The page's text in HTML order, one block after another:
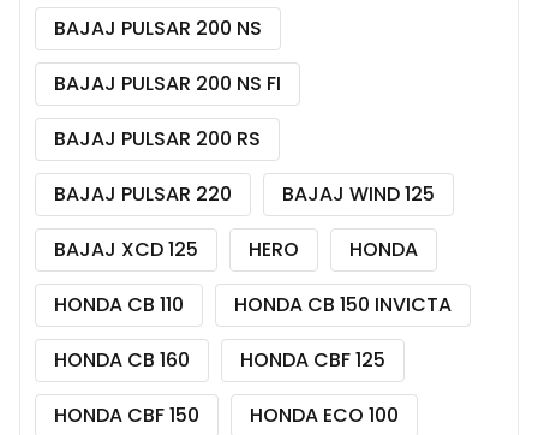
BAJAJ PULSAR 200 NS
BAJAJ PULSAR 200 NS FI
BAJAJ PULSAR 200 RS
BAJAJ PULSAR 220
BAJAJ WIND 125
BAJAJ XCD 125
HERO
HONDA
HONDA CB 110
HONDA CB 150 INVICTA
HONDA CB 160
HONDA CBF 125
HONDA CBF 150
HONDA ECO 100